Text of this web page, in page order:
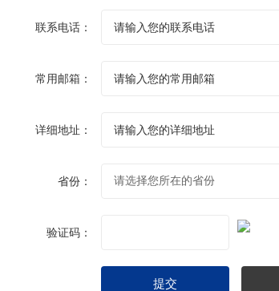
联系电话：
常用邮箱：
详细地址：
省份：
验证码：